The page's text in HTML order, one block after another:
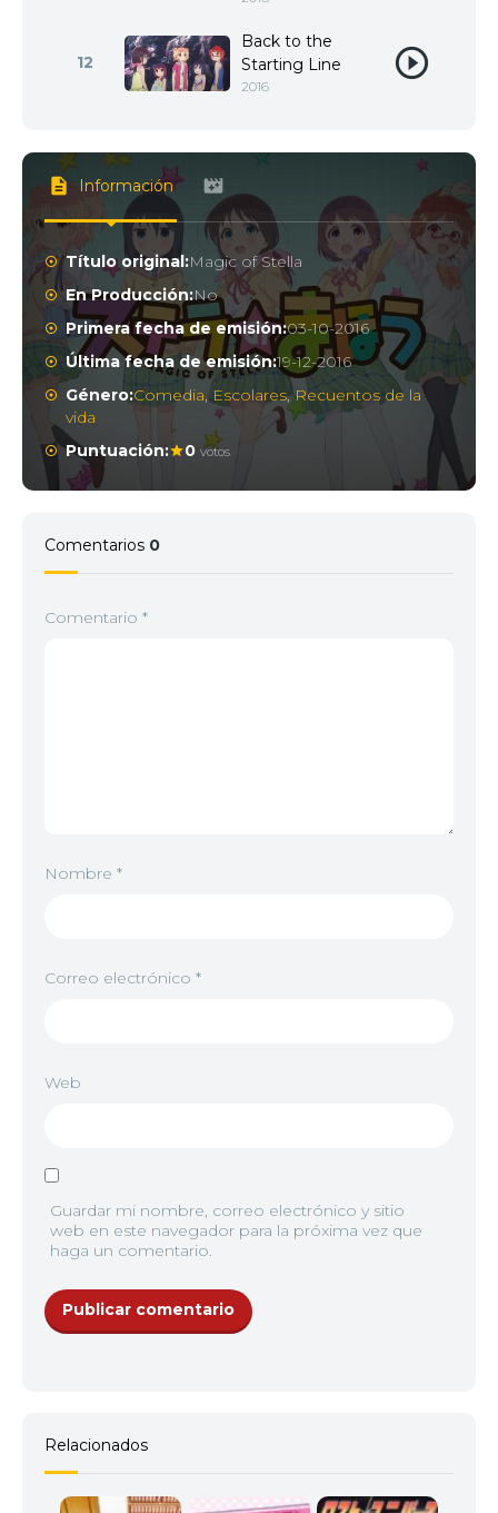
12
Back to the
Starting Line
2016
Información
Título original:Magic of Stella
En Producción:No
Primera fecha de emisión:03-10-2016
Última fecha de emisión:19-12-2016
Género:Comedia, Escolares,Recuentos de la
vida
Puntuación:
0 votos
Comentarios 0
Comentario *
Nombre *
Correo electrónico *
Web
Guardar mi nombre, correo electrónico y sitio
web en este navegador para la próxima vez que
haga un comentario.
Relacionados